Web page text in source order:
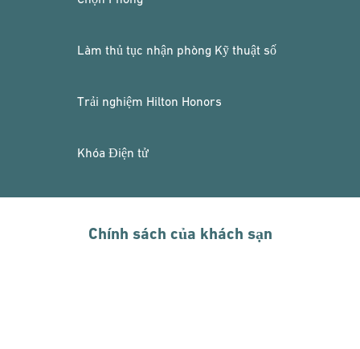
Làm thủ tục nhận phòng Kỹ thuật số
Trải nghiệm Hilton Honors
Khóa Điện tử
Chính sách của khách sạn